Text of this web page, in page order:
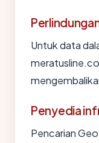
Untuk data
Penyedia
Pencarian